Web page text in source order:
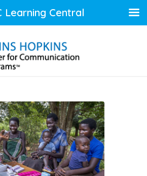
Learning Central